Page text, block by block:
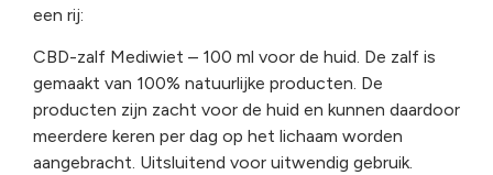
een rij:
CBD-zalf Mediwiet – 100 ml voor de huid. De zalf is
gemaakt van 100% natuurlijke producten. De
producten zijn zacht voor de huid en kunnen daardoor
meerdere keren per dag op het lichaam worden
aangebracht. Uitsluitend voor uitwendig gebruik.